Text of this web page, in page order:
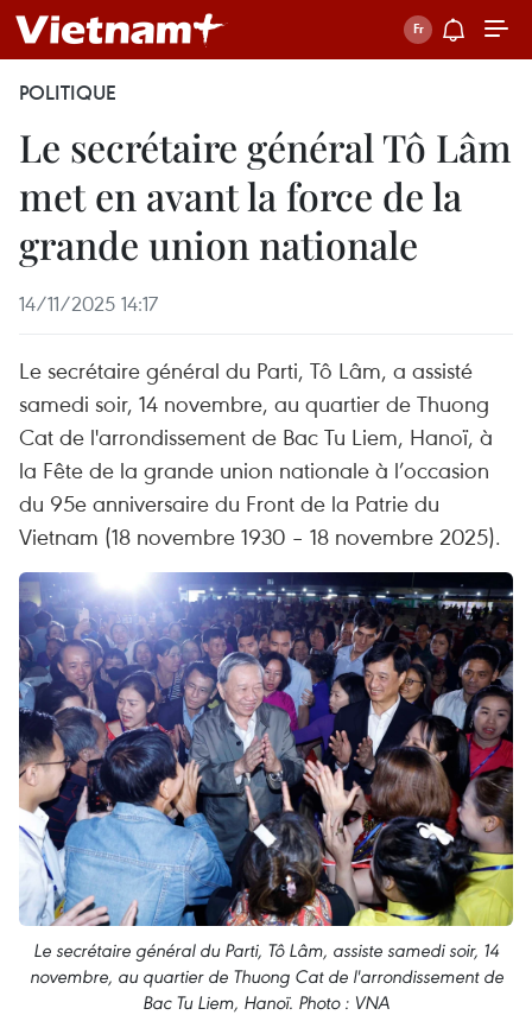
POLITIQUE
Le secrétaire général Tô Lâm
met en avant la force de la
grande union nationale
14/11/2025 14:17
Le secrétaire général du Parti, Tô Lâm, a assisté
samedi soir, 14 novembre, au quartier de Thuong
Cat de l'arrondissement de Bac Tu Liem, Hanoï, à
la Fête de la grande union nationale à l’occasion
du 95e anniversaire du Front de la Patrie du
Vietnam (18 novembre 1930 – 18 novembre 2025).
Le secrétaire général du Parti, Tô Lâm, assiste samedi soir, 14
novembre, au quartier de Thuong Cat de l'arrondissement de
Bac Tu Liem, Hanoï. Photo : VNA